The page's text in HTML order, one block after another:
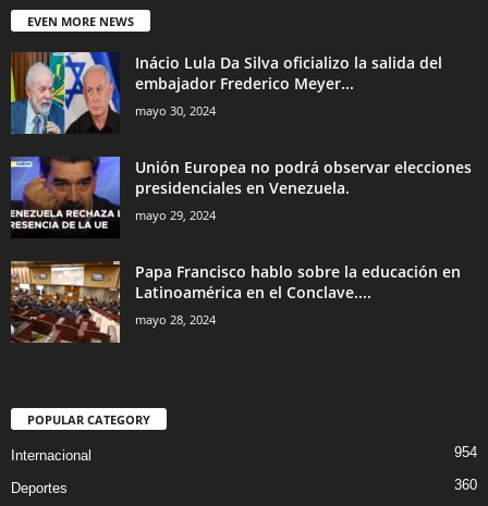
EVEN MORE NEWS
Inácio Lula Da Silva oficializo la salida del
embajador Frederico Meyer...
mayo 30, 2024
Unión Europea no podrá observar elecciones
presidenciales en Venezuela.
mayo 29, 2024
Papa Francisco hablo sobre la educación en
Latinoamérica en el Conclave....
mayo 28, 2024
POPULAR CATEGORY
Internacional 954
Deportes 360